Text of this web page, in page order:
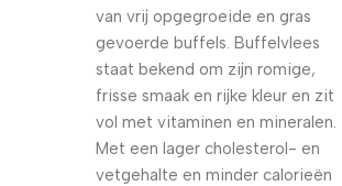
van vrij opgegroeide en gras
gevoerde buffels. Buffelvlees
staat bekend om zijn romige,
frisse smaak en rijke kleur en zit
vol met vitaminen en mineralen.
Met een lager cholesterol- en
vetgehalte en minder calorieën